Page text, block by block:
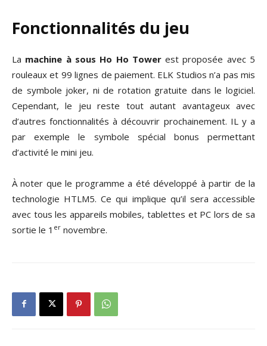
Fonctionnalités du jeu
La machine à sous Ho Ho Towerest proposée avec 5
rouleaux et 99 lignes de paiement. ELK Studios n’a pas mis
de symbole joker, ni de rotation gratuite dans le logiciel.
Cependant, le jeu reste tout autant avantageux avec
d’autres fonctionnalités à découvrir prochainement. IL y a
par exemple le symbole spécial bonus permettant
d’activité le mini jeu.
À noter que le programme a été développé à partir de la
technologie HTLM5. Ce qui implique qu’il sera accessible
avec tous les appareils mobiles, tablettes et PC lors de sa
sortie le 1 er novembre.